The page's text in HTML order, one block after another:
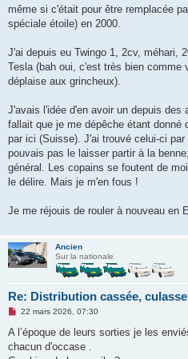
même si c'était pour être remplacée
spéciale étoile) en 2000.
J'ai depuis eu Twingo 1, 2cv, méhari,
Tesla (bah oui, c'est très bien comme
déplaise aux grincheux).
J'avais l'idée d'en avoir un depuis des
fallait que je me dépêche étant donné
par ici (Suisse). J'ai trouvé celui-ci
pouvais pas le laisser partir à la
général. Les copains se foutent de
le délire. Mais je m'en fous !
Je me réjouis de rouler à nouveau en
Ancien
Sur la nationale
Re: Distribution cassée,
M
s
a
22 mars 2026, 07:30
A l’époque de leurs sorties je les
chacun d'occase .